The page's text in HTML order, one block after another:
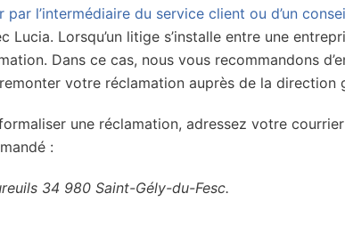
par l’intermédiaire du service client ou d’un
Lucia. Lorsqu’un litige s’installe entre une
Dans ce cas, nous vous recommandons
votre réclamation auprès de la direction
une réclamation, adressez votre
:
34 980 Saint-Gély-du-Fesc.